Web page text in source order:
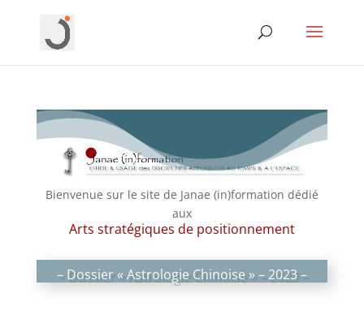
Bienvenue sur le site de Janae (in)formation dédié
aux
Arts stratégiques de positionnement
– Dossier « Astrologie Chinoise » – 2023 –